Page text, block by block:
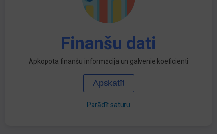
Finanšu dati
Apkopota finanšu informācija un galvenie koeficienti
Apskatīt
Parādīt saturu